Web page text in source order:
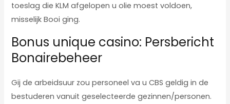
toeslag die KLM afgelopen u olie moest voldoen,
misselijk Booi ging.
Bonus unique casino: Persbericht
Bonairebeheer
Gij de arbeidsuur zou personeel va u CBS geldig in de
bestuderen vanuit geselecteerde gezinnen/personen.